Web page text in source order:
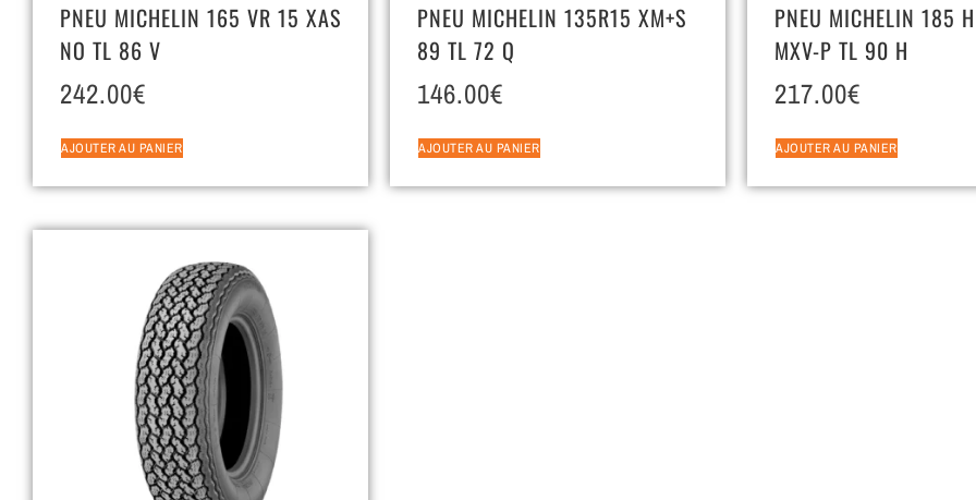
PNEU MICHELIN 165 VR 15 XAS
NO TL 86 V
242.00€
AJOUTER AU PANIER
PNEU MICHELIN 135R15 XM+S
89 TL 72 Q
146.00€
AJOUTER AU PANIER
PNEU MICHELIN 185
MXV-P TL 90 H
217.00€
AJOUTER AU PANIER